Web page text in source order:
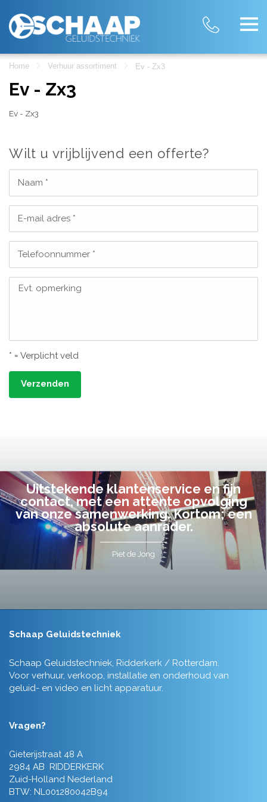
Home Verhuur assortiment Ev - Zx3
Ev - Zx3
Ev - Zx3
Wilt u vrijblijvend een offerte?
Naam *
E-mail adres *
Telefoonnummer *
Evt. opmerking
* = Verplicht veld
Verzenden
Uitstekende klantenservice en fijn
contact, met een attente opvolging
van onze samenwerking. Kortom; een
absolute aanrader.
Piet de Jong
Schaap Geluidstechniek
Schaap Geluidstechniek, Ridderkerk / Rotterdam.
Voor verhuur, verkoop, installatie en onderhoud van
geluid- en video en licht apparatuur.
Vragen?
Gieterijstraat 48 A
2984 AB RIDDERKERK
Zuid-Holland Nederland
BTW: NL001280042B94